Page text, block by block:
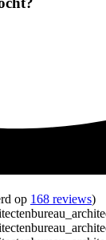
op 168 reviews)